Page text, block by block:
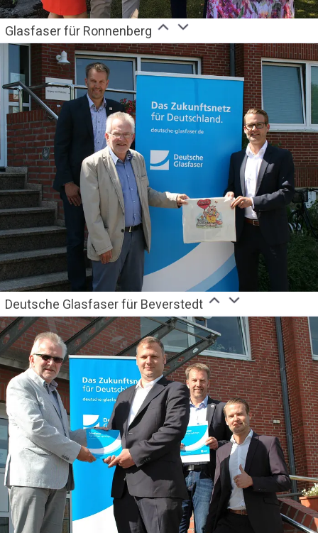
Glasfaser für Ronnenberg
Deutsche Glasfaser für Beverstedt